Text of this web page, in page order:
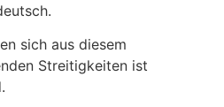
sich aus diesem
Streitigkeiten ist